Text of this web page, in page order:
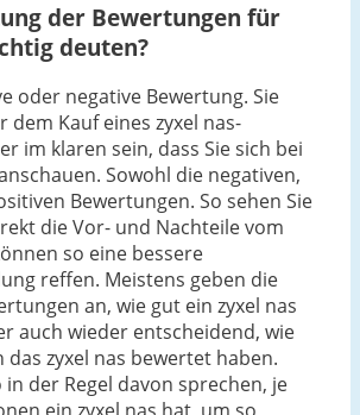
der Bewertungen für
deuten?
oder negative Bewertung. Sie
dem Kauf eines zyxel nas-
im klaren sein, dass Sie sich bei
Sowohl die negativen,
Bewertungen. So sehen Sie
die Vor- und Nachteile vom
so eine bessere
reffen. Meistens geben die
an, wie gut ein zyxel nas
auch wieder entscheidend, wie
das zyxel nas bewertet haben.
in der Regel davon sprechen, je